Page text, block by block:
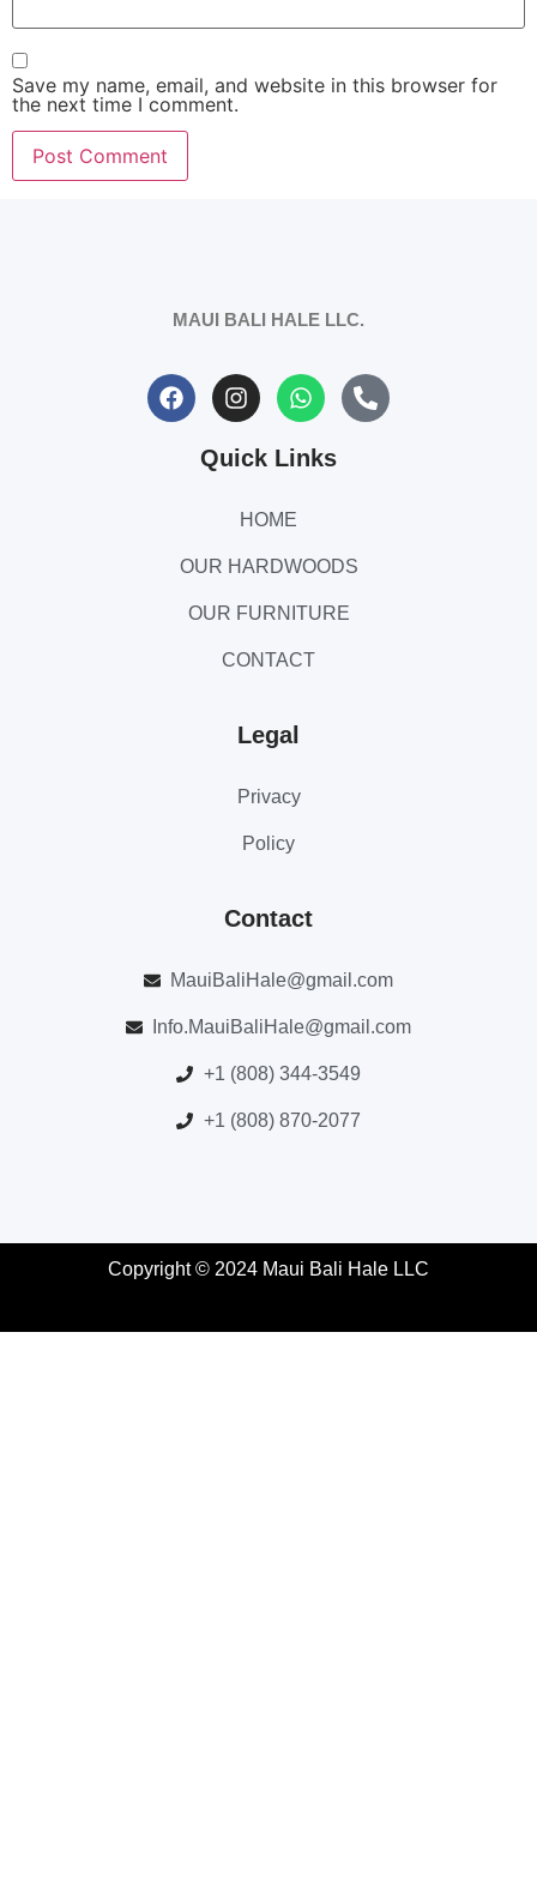
Save my name, email, and website in this browser for
the next time I comment.
MAUI BALI HALE LLC.
Quick Links
HOME
OUR HARDWOODS
OUR FURNITURE
CONTACT
Legal
Privacy
Policy
Contact
MauiBaliHale@gmail.com
Info.MauiBaliHale@gmail.com
+1 (808) 344-3549
+1 (808) 870-2077
Copyright © 2024 Maui Bali Hale LLC